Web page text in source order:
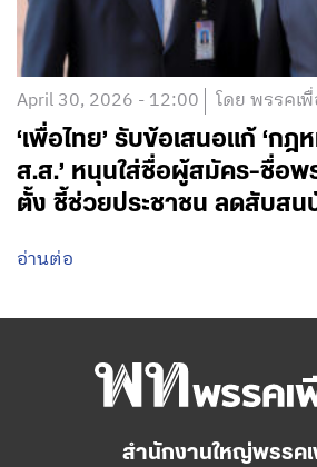
April 30, 2026 - 12:00 โดย พรรคเ
‘เพื่อไทย’ รับข้อเสนอแก้ ‘กฎ
ส.ส.’ หนุนใส่ชื่อผู้สมัคร-ชื่อพ
ตั้ง ชี้ช่วยประชาชน ลดสับสน
อ่านต่อ
สำนักงานใหญ่พรรคเ